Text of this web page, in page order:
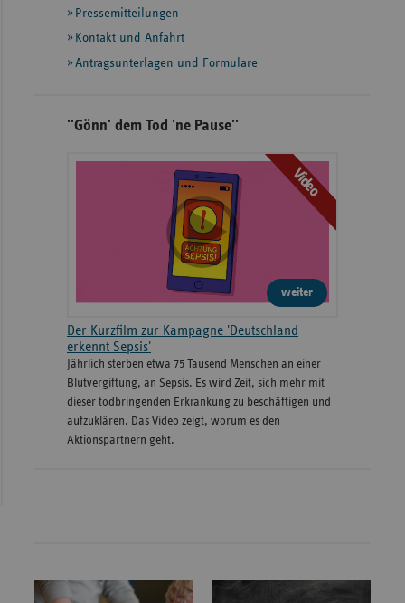
weiteren
Informationen
Pressemitteilungen
Kontakt und Anfahrt
Antragsunterlagen und Formulare
''Gönn' dem Tod 'ne Pause''
Video
weiter
Der Kurzfilm zur Kampagne 'Deutschland
erkennt Sepsis'
Jährlich sterben etwa 75 Tausend Menschen an einer
Blutvergiftung, an Sepsis. Es wird Zeit, sich mehr mit
dieser todbringenden Erkrankung zu beschäftigen und
aufzuklären. Das Video zeigt, worum es den
Aktionspartnern geht.